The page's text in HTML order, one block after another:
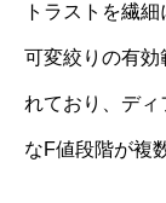
トラストを繊
可変絞りの有効
れており、ディ
なF値段階が複